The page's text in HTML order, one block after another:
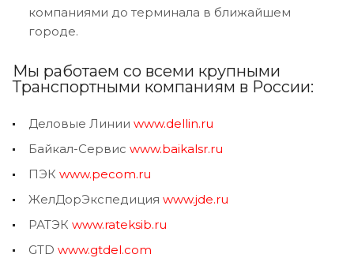
компаниями до терминала в ближайшем
городе.
Мы работаем со всеми крупными
Транспортными компаниям в России:
Деловые Линии www.dellin.ru
Байкал-Сервис www.baikalsr.ru
ПЭК www.pecom.ru
ЖелДорЭкспедиция www.jde.ru
РАТЭК www.rateksib.ru
GTD www.gtdel.com